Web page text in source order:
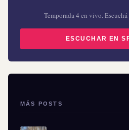
Temporada 4 en vivo.
ESCUCHAR EN
MÁS POSTS